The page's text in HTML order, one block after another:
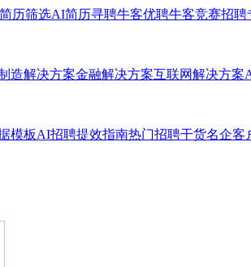
历筛选AI简历寻聘牛客优聘牛客竞赛招聘
造解决方案金融解决方案互联网解决方案
模板AI招聘提效指南热门招聘干货名企客